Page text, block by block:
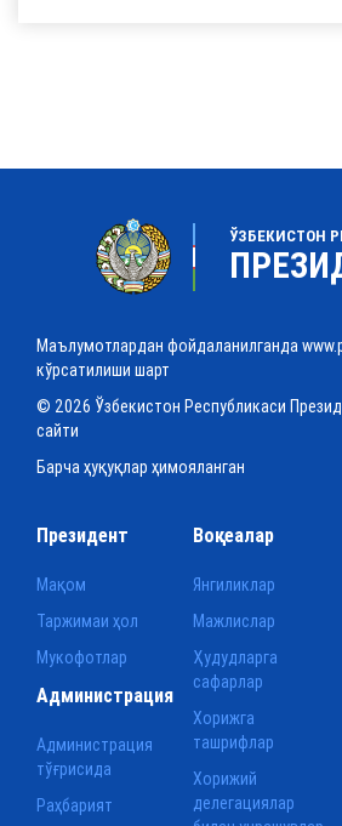
ЎЗБЕКИСТОН
Маълумотлардан фойдаланилганда
кўрсатилиши шарт
© 2026 Ўзбекистон Республикаси
сайти
Барча ҳуқуқлар ҳимояланган
Президент
Мақом
Таржимаи ҳол
Мукофотлар
Воқеалар
Янгиликлар
Мажлислар
Ҳудудларга
сафарлар
Хорижга
ташрифлар
Хорижий
делегациялар
Администрация
Администрация
тўғрисида
Раҳбарият